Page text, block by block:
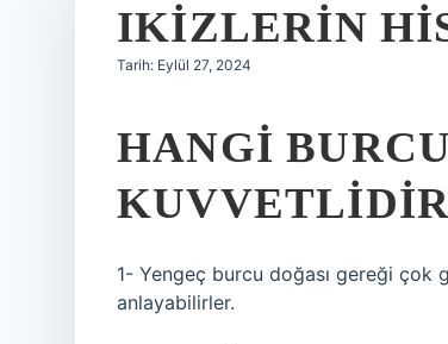
IKIZLERIN
Tarih: Eylül 27, 2024
HANGI
1- Yengeç burcu doğası gereği çok
anlayabilirler.